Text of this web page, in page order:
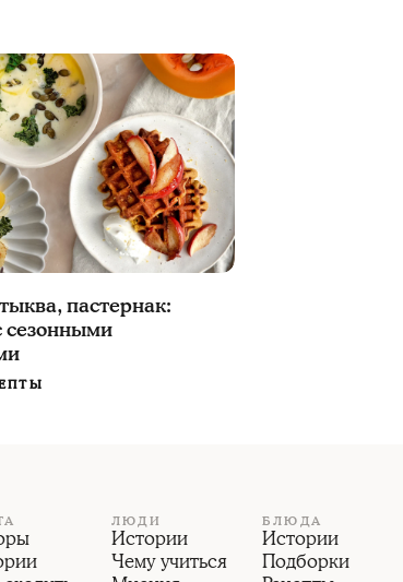
пастернак:
сезонными
ЛЮДИ
Истории
Чему учиться
БЛЮДА
Истории
Подборки